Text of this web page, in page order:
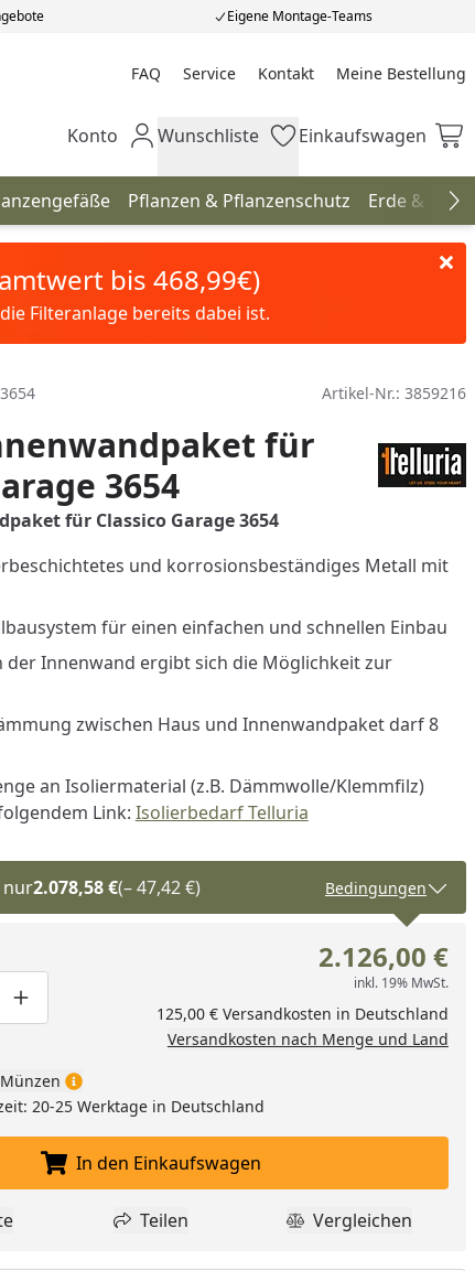
Eigene Montage-Teams
FAQ Service Kontakt Meine Bestellung
Meine Bestellung
Mein Konto
Konto Wunschliste
Wunschliste Einkaufswagen
Einkaufswagen
Pflanzen & Pflanzenschutz Erde &
bis 468,99€)
Filteranlage bereits dabei ist.
Artikel-Nr.: 3859216
für
3654
für Classico Garage 3654
und korrosionsbeständiges Metall mit
für einen einfachen und schnellen Einbau
der Innenwand ergibt sich die Möglichkeit zur
zwischen Haus und Innenwandpaket darf 8
an Isoliermaterial (z.B. Dämmwolle/Klemmfilz)
Link: Isolierbedarf Telluria
nur2.078,58 €(– 47,42 €) Bedingungen
um eins verringern
manuell eingeben
Produktmenge um eins erhöhen
2.126,00 €
inkl. 19% MwSt.
125,00 € Versandkosten in Deutschland
Versandkosten nach Menge und Land
20-25 Werktage in Deutschland
In den Einkaufswagen legen
In den Einkaufswagen
zur Wunschliste hinzufügen
Teilen
Teilen Produkt
Vergleichen